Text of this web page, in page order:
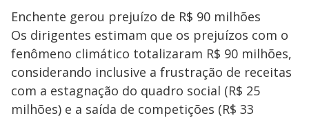
Enchente gerou prejuízo de R$ 90 milhões
Os dirigentes estimam que os prejuízos com o
fenômeno climático totalizaram R$ 90 milhões,
considerando inclusive a frustração de receitas
com a estagnação do quadro social (R$ 25
milhões) e a saída de competições (R$ 33